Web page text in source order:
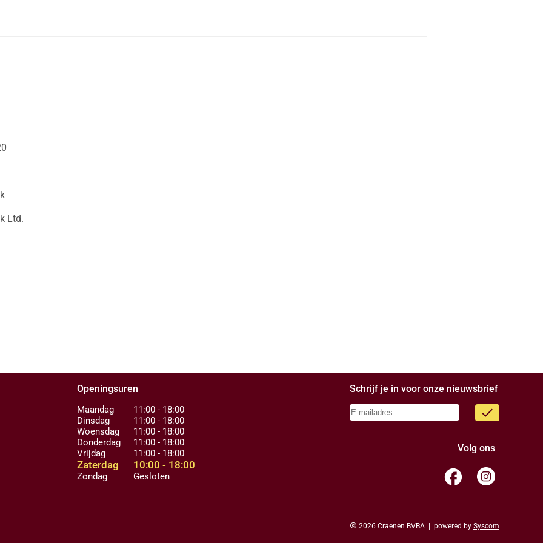
Ltd.
Openingsuren
Maandag
Dinsdag
Woensdag
Donderdag
Vrijdag
Zaterdag
Zondag
11:00 - 18:00
11:00 - 18:00
11:00 - 18:00
11:00 - 18:00
11:00 - 18:00
10:00 - 18:00
Gesloten
Schrijf je in voor onze nieuwsbrief
done
Volg ons
facebook
copyright 2026 Craenen BVBA | powered by Syscom